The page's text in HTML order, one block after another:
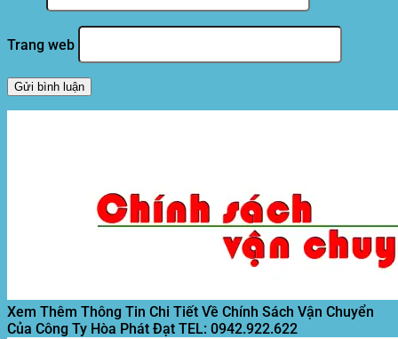
Trang web
Xem Thêm Thông Tin Chi Tiết Về Chính Sách Vận Chuyển
Của Công Ty Hòa Phát Đạt TEL: 0942.922.622